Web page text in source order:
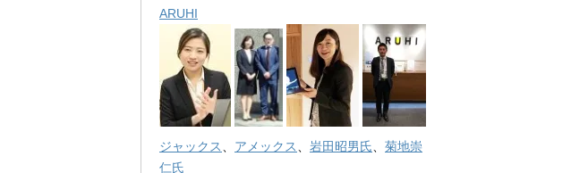
ARUHI
ジャックス アメックス 岩田昭男氏
菊地崇
仁氏